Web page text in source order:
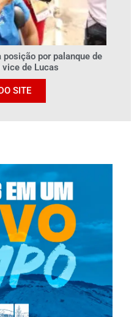
posição por palanque de
de Lucas
SITE